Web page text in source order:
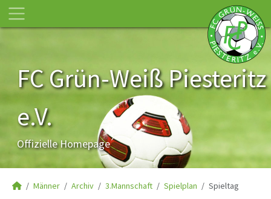
FC Grün-Weiß Piesteritz
e.V.
Offizielle Homepage
Männer Archiv 3.Mannschaft Spielplan Spieltag